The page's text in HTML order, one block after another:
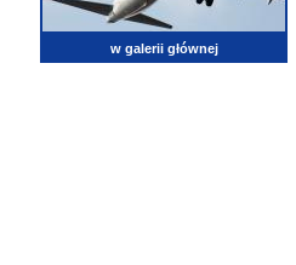
w galerii głównej